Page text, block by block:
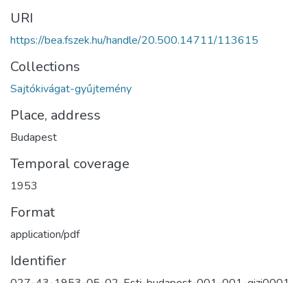
URI
https://bea.fszek.hu/handle/20.500.14711/113615
Collections
Sajtókivágat-gyűjtemény
Place, address
Budapest
Temporal coverage
1953
Format
application/pdf
Identifier